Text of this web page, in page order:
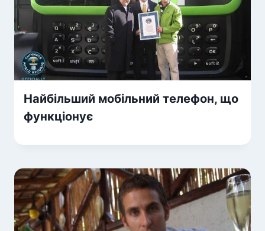
Найбільший мобільний телефон, що
функціонує